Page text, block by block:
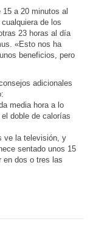
a 20 minutos al
de los
23 horas al día
«Esto nos ha
beneficios, pero
adicionales
media hora a lo
doble de calorías
ve la televisión, y
sentado unos 15
en dos o tres las